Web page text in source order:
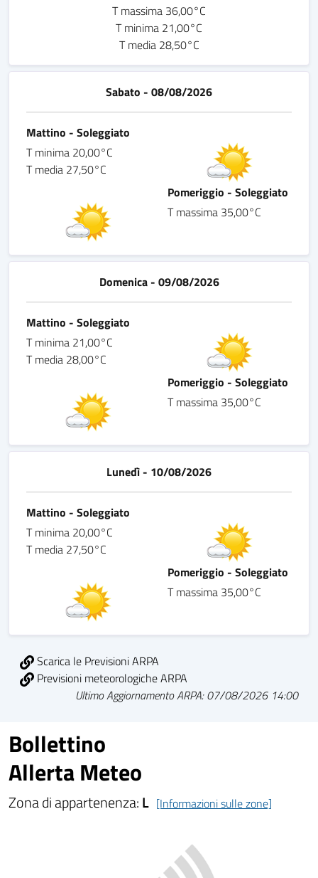
T massima 36,00°C
T minima 21,00°C
T media 28,50°C
Sabato - 08/08/2026
Mattino - Soleggiato
T minima 20,00°C
T media 27,50°C
Pomeriggio - Soleggiato
T massima 35,00°C
Domenica - 09/08/2026
Mattino - Soleggiato
T minima 21,00°C
T media 28,00°C
Pomeriggio - Soleggiato
T massima 35,00°C
Lunedì - 10/08/2026
Mattino - Soleggiato
T minima 20,00°C
T media 27,50°C
Pomeriggio - Soleggiato
T massima 35,00°C
Scarica le Previsioni ARPA
Previsioni meteorologiche ARPA
Ultimo Aggiornamento ARPA: 07/08/2026 14:00
Bollettino
Allerta Meteo
Zona di appartenenza:L [Informazioni sulle zone]